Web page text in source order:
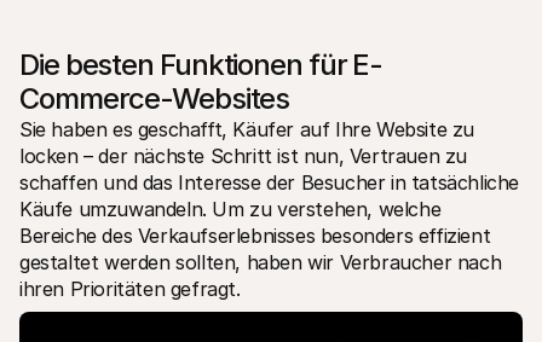
Die besten Funktionen für E-
Commerce-Websites
Sie haben es geschafft, Käufer auf Ihre Website zu
locken – der nächste Schritt ist nun, Vertrauen zu
schaffen und das Interesse der Besucher in tatsächliche
Käufe umzuwandeln. Um zu verstehen, welche
Bereiche des Verkaufserlebnisses besonders effizient
gestaltet werden sollten, haben wir Verbraucher nach
ihren Prioritäten gefragt.